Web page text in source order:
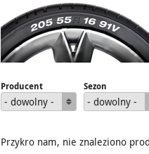
Producent
- dowolny -
Sezon
- dowolny -
Przykro nam, nie znaleziono